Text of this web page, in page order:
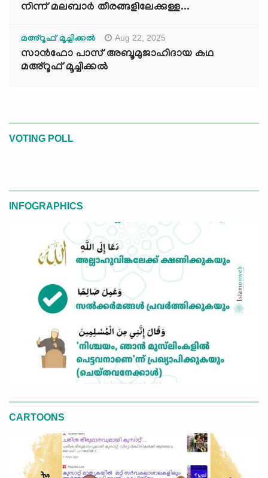
നിന്ന് മലബാർ തീരങ്ങളിലേക്കുള്ള...
മഅ്റൂഫ് മൂച്ചിക്കല്‍ Aug 22, 2025
സാൻഫോ പാസ് അബൂമുജാഹിദായ കഥ
മഅ്റൂഫ് മൂച്ചിക്കല്‍
VOTING POLL
INFOGRAPHICS
CARTOONS